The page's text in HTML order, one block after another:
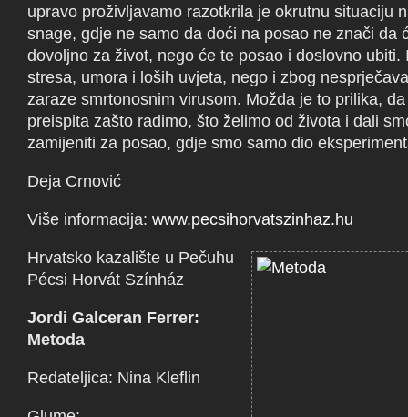
upravo proživljavamo razotkrila je okrutnu situaciju
snage, gdje ne samo da doći na posao ne znači da
dovoljno za život, nego će te posao i doslovno ubiti.
stresa, umora i loših uvjeta, nego i zbog
zaraze smrtonosnim virusom. Možda je to prilika,
preispita zašto radimo, što želimo od života i dali
zamijeniti za posao, gdje smo samo dio
Deja Crnović
Više informacija: www.pecsihorvatszinhaz.hu
Hrvatsko kazalište u Pečuhu
Pécsi Horvát Színház
Jordi Galceran Ferrer:
Metoda
Redateljica: Nina Kleflin